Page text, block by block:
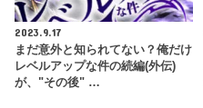
2023.9.17
まだ意外と知られてない？俺だけ
レベルアップな件の続編(外伝)
が、"その後" …